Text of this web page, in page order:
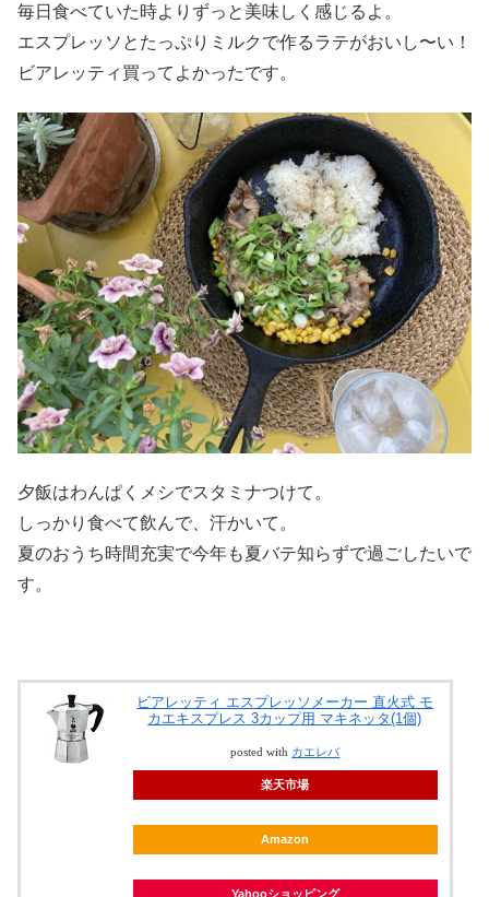
毎日食べていた時よりずっと美味しく感じるよ。
エスプレッソとたっぷりミルクで作るラテがおいし〜い！
ビアレッティ買ってよかったです。
夕飯はわんぱくメシでスタミナつけて。
しっかり食べて飲んで、汗かいて。
夏のおうち時間充実で今年も夏バテ知らずで過ごしたいで
す。
ビアレッティ エスプレッソメーカー 直火式 モ
カエキスプレス 3カップ用 マキネッタ(1個)
posted with カエレバ
楽天市場
Amazon
Yahooショッピング